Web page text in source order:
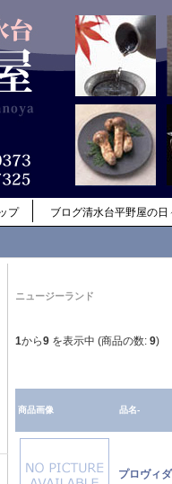
プ ブログ清水台平野屋の日
ニュージーランド
1から9 を表示中 (商品の数: 9)
商品画像 品名-
プロヴィ